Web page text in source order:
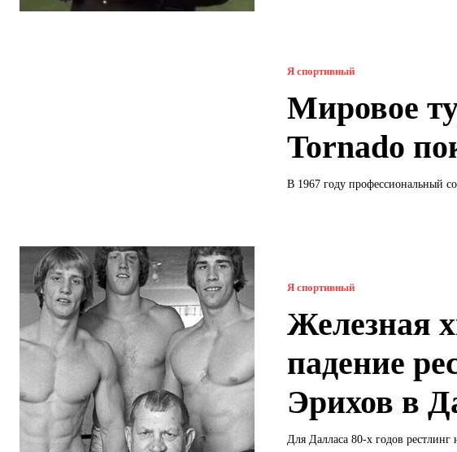
Я спортивный
Мировое
Tornado
В 1967 году профессиональный
Я спортивный
Железная
падение
Эрихов в
Для Далласа 80-х годов рестлинг